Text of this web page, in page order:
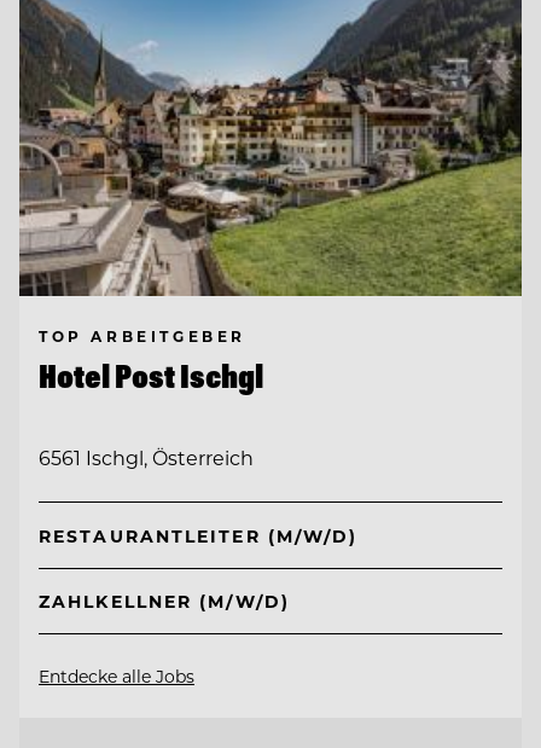
TOP ARBEITGEBER
Hotel Post Ischgl
6561 Ischgl, Österreich
RESTAURANTLEITER (M/W/D)
ZAHLKELLNER (M/W/D)
Entdecke alle Jobs